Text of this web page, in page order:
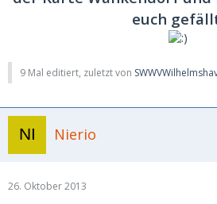
euch
9 Mal editiert, zuletzt von
Nierio
26. Oktober 2013